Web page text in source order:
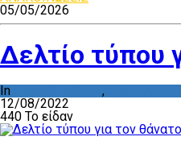
05/05/2026
Δελτίο τύπου
In ,
12/08/2022
440 Το είδαν